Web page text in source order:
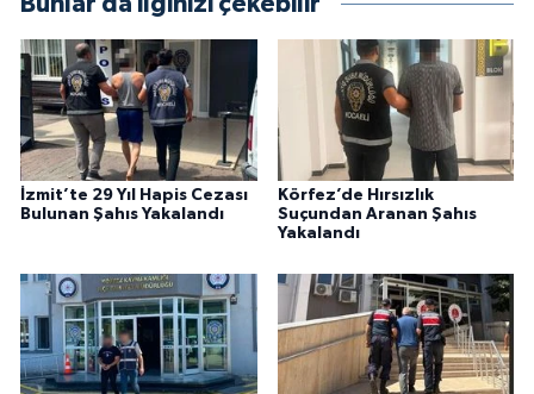
İzmit’te 29 Yıl Hapis Cezası
Bulunan Şahıs Yakalandı
Körfez’de Hırsızlık
Suçundan Aranan Şahıs
Yakalandı